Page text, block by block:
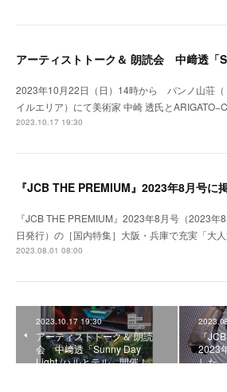
2023年10月22日（日）14時から バンノ山荘（
イルエリア）にて美術家 中崎 透氏と
2023.10.17 19:30
『JCB THE PREMIUM』2023年8月号（2023年
日発行）の［国内特集］大阪・兵庫で充実「大
2023.08.01 08:00
2023.10.17 19:30
アーティストトーク＆ 朗読
会 中﨑透「Sunny Day
Light /ハルとテル」開催！
『
2023
した。